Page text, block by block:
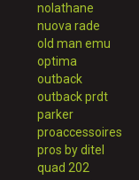
nolathane
nuova rade
old man emu
optima
outback
outback prdt
parker
proaccessoires
pros by ditel
quad 202